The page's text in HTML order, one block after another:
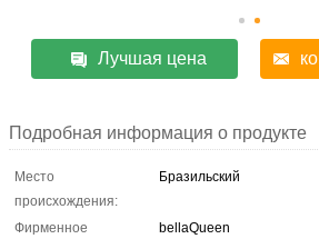
Лучшая цена
Подробная информация о продукте
Место
происхождения:
Бразильский
Фирменное
bellaQueen